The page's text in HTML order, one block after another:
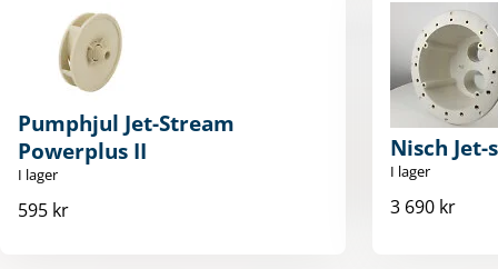
Pumphjul Jet-Stream
Powerplus II
I lager
595 kr
Nisch
I lager
3 690 kr